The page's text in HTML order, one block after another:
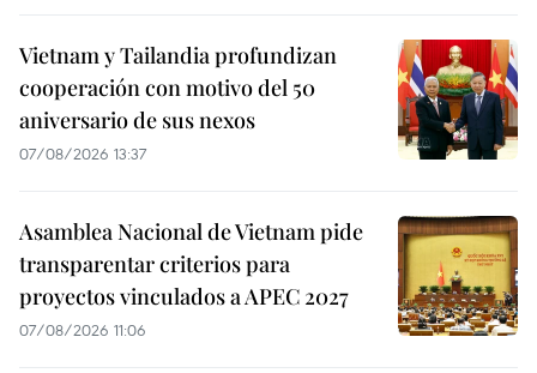
Vietnam y Tailandia profundizan
cooperación con motivo del 50
aniversario de sus nexos
07/08/2026 13:37
Asamblea Nacional de Vietnam pide
transparentar criterios para
proyectos vinculados a APEC 2027
07/08/2026 11:06